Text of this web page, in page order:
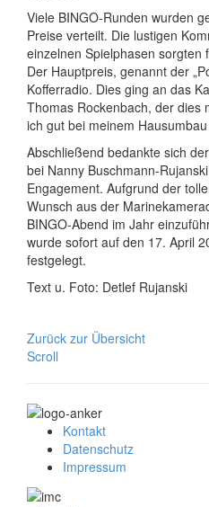
Viele BINGO-Runden wurden
Preise verteilt. Die lustigen
einzelnen Spielphasen sorgten
Der Hauptpreis, genannt der
Kofferradio. Dies ging an das
Thomas Rockenbach, der dies
ich gut bei meinem
Abschließend bedankte sich
bei Nanny Buschmann-
Engagement. Aufgrund der
Wunsch aus der
BINGO-Abend im Jahr
wurde sofort auf den 17. April
festgelegt.
Text u. Foto: Detlef Rujanski
Zurück zur Übersicht
Scroll
Kontakt
Datenschutz
Impressum